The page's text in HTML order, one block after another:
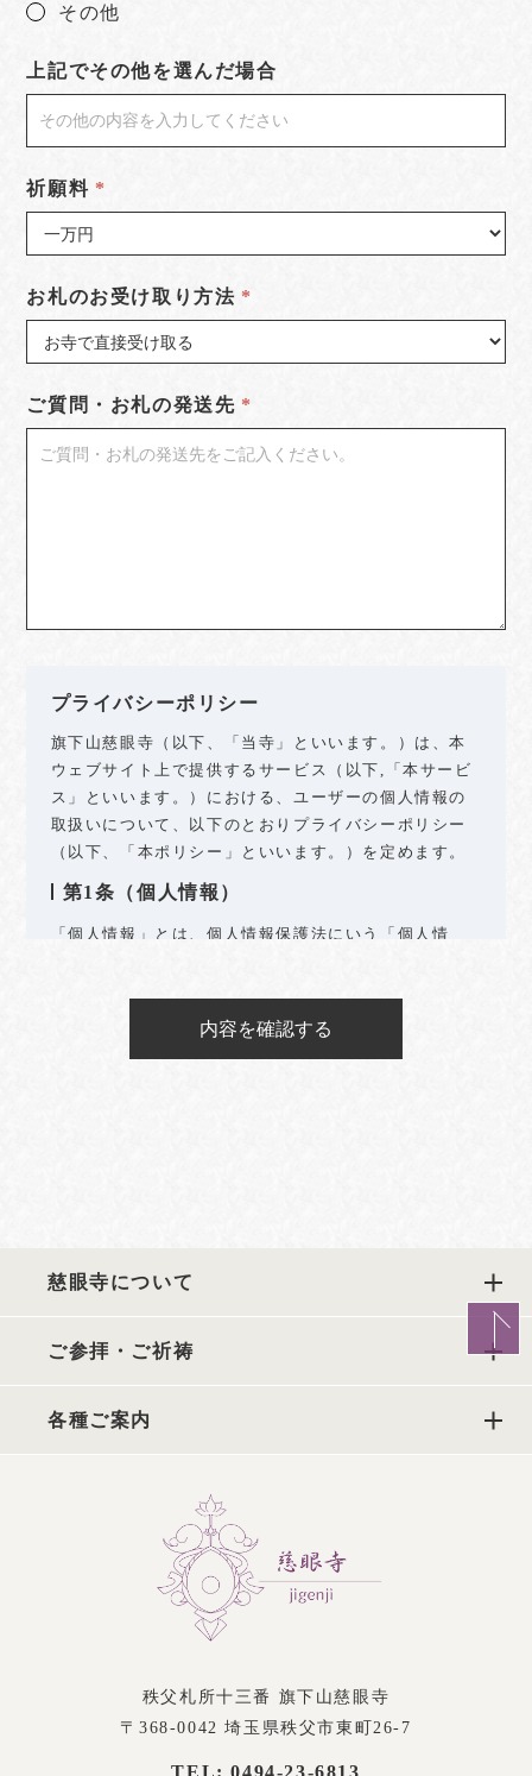
その他
上記でその他を選んだ場合
祈願料
お札のお受け取り方法
ご質問・お札の発送先
プライバシーポリシー
旗下山慈眼寺（以下、「当寺」といいます。）は、本
ウェブサイト上で提供するサービス（以下,「本サービ
ス」といいます。）における、ユーザーの個人情報の
取扱いについて、以下のとおりプライバシーポリシー
（以下、「本ポリシー」といいます。）を定めます。
第1条（個人情報）
「個人情報」とは、個人情報保護法にいう「個人情
話番号、連絡先その他の記述等により特定の個人を識
別できる情報及び容貌、指紋、声紋にかかるデータ、
先などとの間でなされたユーザーの個人情報を含む取
引記録や決済に関する情報を,当寺の提携先（情報提供
元、広告主、広告配信先などを含みます。以下、｢提携
第3条（個人情報を収集・利用する目的）
当寺が個人情報を収集・利用する目的は、以下のとお
・当寺サービスの提供・運営のため
・ユーザーからのお問い合わせに回答するため（本人
確認を行うことを含む）
・ユーザーが利用中のサービスの新機能、更新情報、
キャンペーン等及び当寺が提供する他のサービスの案
内のメールを送付するため
・利用規約に違反したユーザーや、不正・不当な目的
慈眼寺について
ご参拝・ご祈祷
各種ご案内
秩父札所十三番 旗下山慈眼寺
〒368-0042 埼玉県秩父市東町26-7